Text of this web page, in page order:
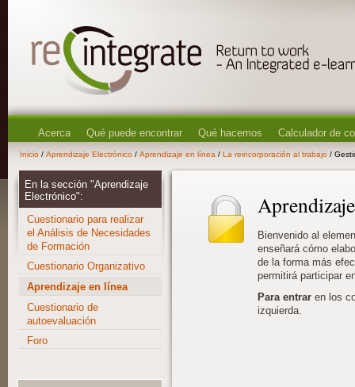
Acerca Qué puede encontrar Qué hacemos Calculador de
Inicio / Aprendizaje Electrónico / Aprendizaje en línea / La reincorporación al trabajo /
Bienvenido al
enseñará cómo
de la forma más
permitirá participar
Para entrar en los
izquierda.
En la sección "Aprendizaje
Electrónico":
Cuestionario para realizar
el Análisis de Necesidades
de Formación
Cuestionario Organizativo
Aprendizaje en línea
Cuestionario de
autoevaluación
Foro